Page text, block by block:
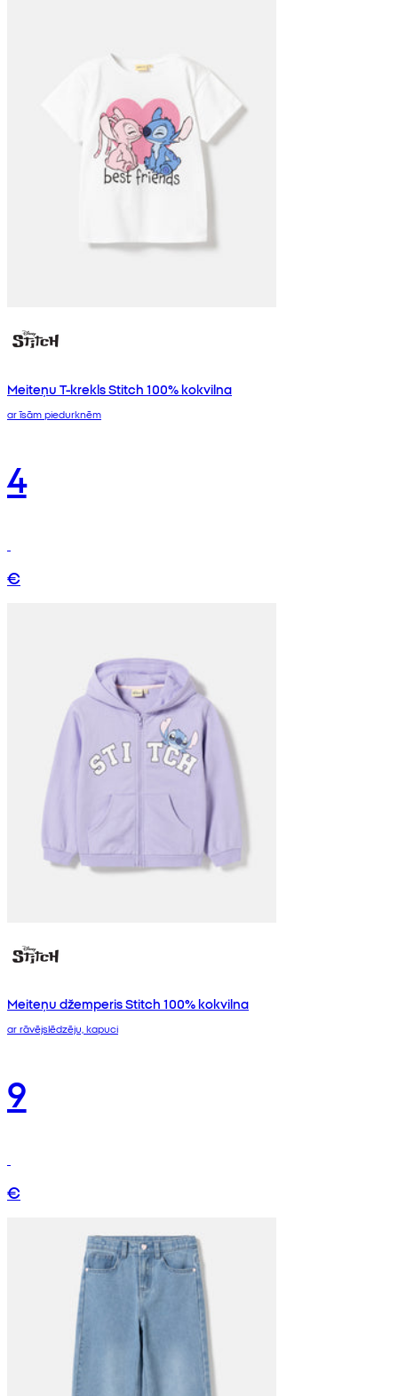
Meiteņu T-krekls Stitch 100% kokvilna
ar īsām piedurknēm
4
€
Meiteņu džemperis Stitch 100% kokvilna
ar rāvējslēdzēju, kapuci
9
€